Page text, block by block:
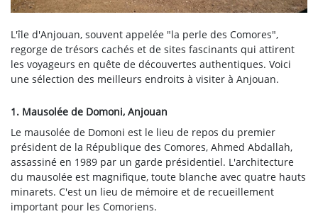
L'île d'Anjouan, souvent appelée "la perle des Comores",
regorge de trésors cachés et de sites fascinants qui attirent
les voyageurs en quête de découvertes authentiques. Voici
une sélection des meilleurs endroits à visiter à Anjouan.
1. Mausolée de Domoni, Anjouan
Le mausolée de Domoni est le lieu de repos du premier
président de la République des Comores, Ahmed Abdallah,
assassiné en 1989 par un garde présidentiel. L'architecture
du mausolée est magnifique, toute blanche avec quatre hauts
minarets. C'est un lieu de mémoire et de recueillement
important pour les Comoriens.